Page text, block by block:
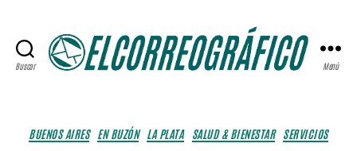
Buscar Menú
Categorías
BUENOS AIRES EN BUZÓN LA PLATA SALUD & BIENESTAR SERVICIOS